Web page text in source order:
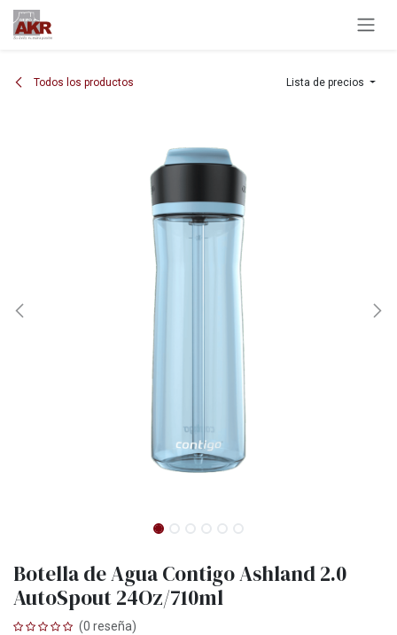
Ir al contenido
Todos los productos Lista de precios
Botella de Agua Contigo Ashland 2.0
AutoSpout 24Oz/710ml
(0 reseña)